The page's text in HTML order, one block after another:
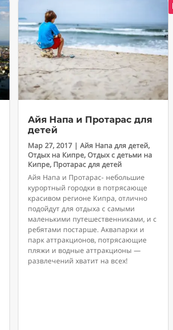
Айя Напа и Протарас для
детей
Мар 27, 2017| Айя Напа для детей,
Отдых на Кипре, Отдых с детьми на
Кипре, Протарас для детей
Айя Напа и Протарас- небольшие
курортный городки в потрясающе
красивом регионе Кипра, отлично
подойдут для отдыха с самыми
маленькими путешественниками, и с
ребятами постарше. Аквапарки и
парк аттракционов, потрясающие
пляжи и водные аттракционы —
развлечений хватит на всех!